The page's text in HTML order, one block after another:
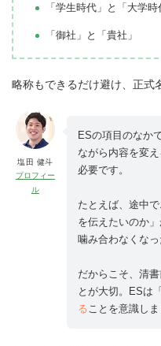
「学生時代」と「大学時
「御社」と「貴社」
略称もできるだけ避け、正式
塩田 健斗
プロフィー
ル
ESの項目のなか
ながら内容を変
必要です。
たとえば、途中
を伝えたいのか
噛み合わなくなっ
だからこそ、清
とが大切。ESは
る ことを意識しま